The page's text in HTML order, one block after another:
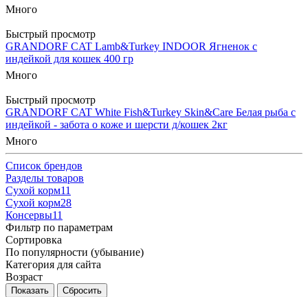
Много
Быстрый просмотр
GRANDORF CAT Lamb&Turkey INDOOR Ягненок с
индейкой для кошек 400 гр
Много
Быстрый просмотр
GRANDORF CAT White Fish&Turkey Skin&Care Белая рыба с
индейкой - забота о коже и шерсти д/кошек 2кг
Много
Список брендов
Разделы товаров
Cухой корм11
Cухой корм28
Консервы11
Фильтр по параметрам
Сортировка
По популярности (убывание)
Категория для сайта
Возраст
Сбросить